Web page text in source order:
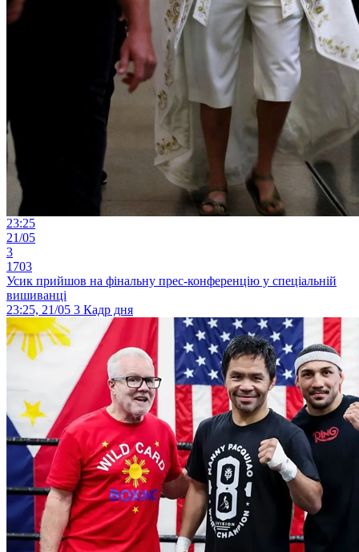
23:25
21/05
3
1703
Усик прийшов на фінальну прес-конференцію у спеціальній
вишиванці
23:25, 21/05 3 Кадр дня